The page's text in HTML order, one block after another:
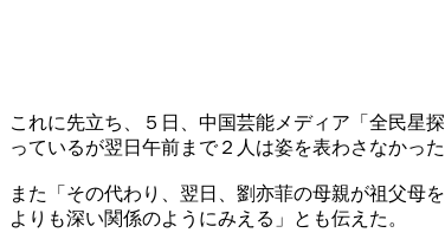
これに先立ち、５日、中国芸能メディア「全民星
っているが翌日午前まで２人は姿を表わさなかった
また「その代わり、翌日、劉亦菲の母親が祖父母
よりも深い関係のようにみえる」とも伝えた。